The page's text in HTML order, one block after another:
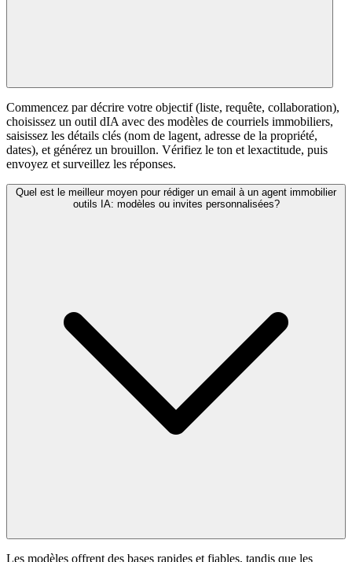
Commencez par décrire votre objectif (liste, requête, collaboration),
choisissez un outil dIA avec des modèles de courriels immobiliers,
saisissez les détails clés (nom de lagent, adresse de la propriété,
dates), et générez un brouillon. Vérifiez le ton et lexactitude, puis
envoyez et surveillez les réponses.
Quel est le meilleur moyen pour rédiger un email à un agent immobilier
outils IA: modèles ou invites personnalisées?
Les modèles offrent des bases rapides et fiables, tandis que les